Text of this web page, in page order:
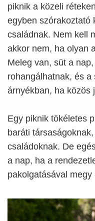
piknik a közeli
egyben szórakoztató
családnak. Nem kell
akkor nem, ha olyan
Meleg van, süt a
rohangálhatnak, és
árnyékban, ha közös
Egy piknik tökéletes
baráti
családoknak. De
a nap, ha a
pakolgatásával